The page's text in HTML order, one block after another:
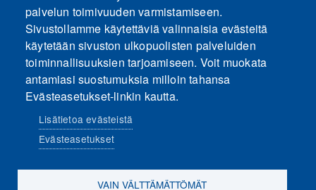
HYVÄKSY KAIKKI EVÄSTEET
Hyväksy vain upotusevästeet
Sosiaalinen media
palvelun toimivuuden varmistamiseen.
Sivustollamme käytettäviä valinnaisia evästeitä
käytetään sivuston ulkopuolisten palveluiden
toiminnallisuuksien tarjoamiseen. Voit muokata
antamiasi suostumuksia milloin tahansa
Evästeasetukset-linkin kautta.
Lisätietoa evästeistä
Evästeasetukset
VAIN VÄLTTÄMÄTTÖMÄT